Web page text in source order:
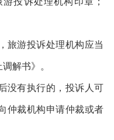
旅游投诉处理机构应当
终止调解书》。
没有执行的，投诉人可
仲裁机构申请仲裁或者